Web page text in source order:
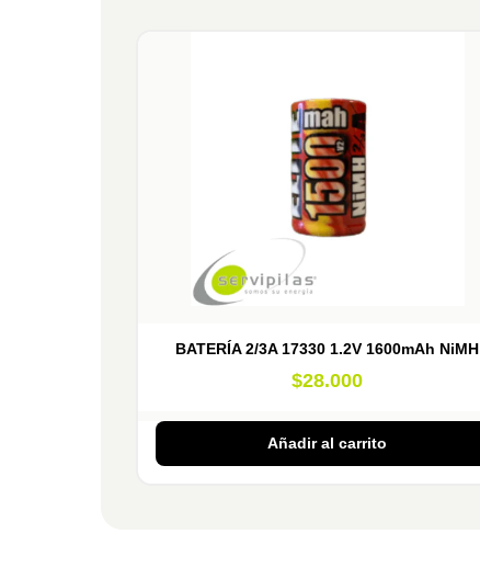
BATERÍA 2/3A 17330 1.2V 1600mAh NiMH
$28.000
Añadir al carrito